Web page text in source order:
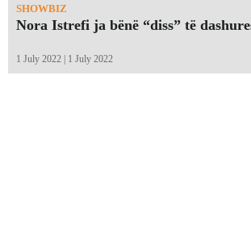
SHOWBIZ
Nora Istrefi ja bënë “diss” të
1 July 2022 | 1 July 2022